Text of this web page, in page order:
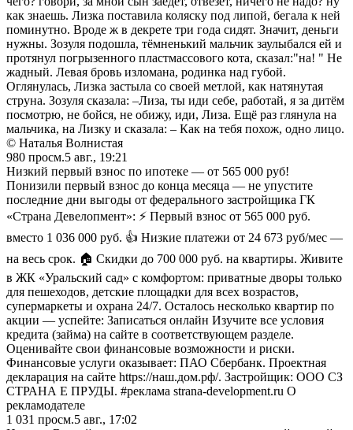
как знаешь. Лизка поставила коляску под липой, бегала к ней
поминутно. Вроде ж в декрете три года сидят. Значит, деньги
нужны. Зозуля подошла, тёмненький мальчик заулыбался ей и
протянул погрызенного пластмассового кота, сказал:"на! " Не
жадный. Левая бровь изломана, родинка над губой.
Оглянулась, Лизка застыла со своей метлой, как натянутая
струна. Зозуля сказала: –Лиза, ты иди себе, работай, я за дитём
посмотрю, не бойся, не обижу, иди, Лиза. Ещё раз глянула на
мальчика, на Лизку и сказала: – Как на тебя похож, одно лицо.
© Наталья Волнистая
980 просм.5 авг., 19:21
Низкий первый взнос по ипотеке — от 565 000 руб!
Понизили первый взнос до конца месяца — не упустите
последние дни выгоды от федерального застройщика ГК
«Страна Девелопмент»: ⚡ Первый взнос от 565 000 руб.
вместо 1 036 000 руб. 👍 Низкие платежи от 24 673 руб/мес —
на весь срок. 🏠 Скидки до 700 000 руб. на квартиры. Живите
в ЖК «Уральский сад» с комфортом: приватные дворы только
для пешеходов, детские площадки для всех возрастов,
супермаркеты и охрана 24/7. Осталось несколько квартир по
акции — успейте: Записаться онлайн Изучите все условия
кредита (займа) на сайте в соответствующем разделе.
Оценивайте свои финансовые возможности и риски.
Финансовые услуги оказывает: ПАО Сбербанк. Проектная
декларация на сайте https://наш.дом.рф/. Застройщик: ООО СЗ
СТРАНА Е ПРУДЫ. #реклама strana-development.ru О
рекламодателе
1 031 просм.5 авг., 17:02